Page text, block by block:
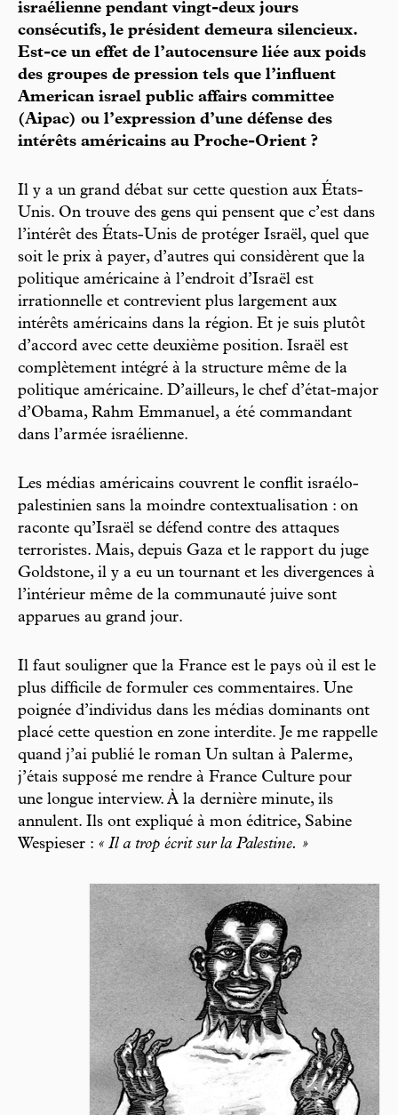
israélienne pendant vingt-deux jours
consécutifs, le président demeura silencieux.
Est-ce un effet de l’autocensure liée aux poids
des groupes de pression tels que l’influent
American israel public affairs committee
(Aipac) ou l’expression d’une défense des
intérêts américains au Proche-Orient ?
Il y a un grand débat sur cette question aux États-
Unis. On trouve des gens qui pensent que c’est dans
l’intérêt des États-Unis de protéger Israël, quel que
soit le prix à payer, d’autres qui considèrent que la
politique américaine à l’endroit d’Israël est
irrationnelle et contrevient plus largement aux
intérêts américains dans la région. Et je suis plutôt
d’accord avec cette deuxième position. Israël est
complètement intégré à la structure même de la
politique américaine. D’ailleurs, le chef d’état-major
d’Obama, Rahm Emmanuel, a été commandant
dans l’armée israélienne.
Les médias américains couvrent le conflit israélo-
palestinien sans la moindre contextualisation : on
raconte qu’Israël se défend contre des attaques
terroristes. Mais, depuis Gaza et le rapport du juge
Goldstone, il y a eu un tournant et les divergences à
l’intérieur même de la communauté juive sont
apparues au grand jour.
Il faut souligner que la France est le pays où il est le
plus difficile de formuler ces commentaires. Une
poignée d’individus dans les médias dominants ont
placé cette question en zone interdite. Je me rappelle
quand j’ai publié le roman Un sultan à Palerme,
j’étais supposé me rendre à France Culture pour
une longue interview. À la dernière minute, ils
annulent. Ils ont expliqué à mon éditrice, Sabine
Wespieser : « Il a trop écrit sur la Palestine. »